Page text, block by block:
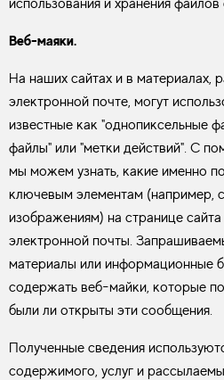
использования и хранения
Веб-маяки.
На наших сайтах и в материалах,
электронной почте, могут
известные как "однопиксельные
файлы" или "метки действий". С
мы можем узнать, какие именно
ключевым элементам (например,
изображениям) на странице
электронной почты.
материалы или информационные
содержать веб-майки, которые
были ли открыты эти сообщения.
Полученные сведения
содержимого, услуг и